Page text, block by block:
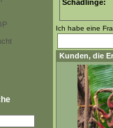
Schädlinge:
Ich habe eine
Kunden, die